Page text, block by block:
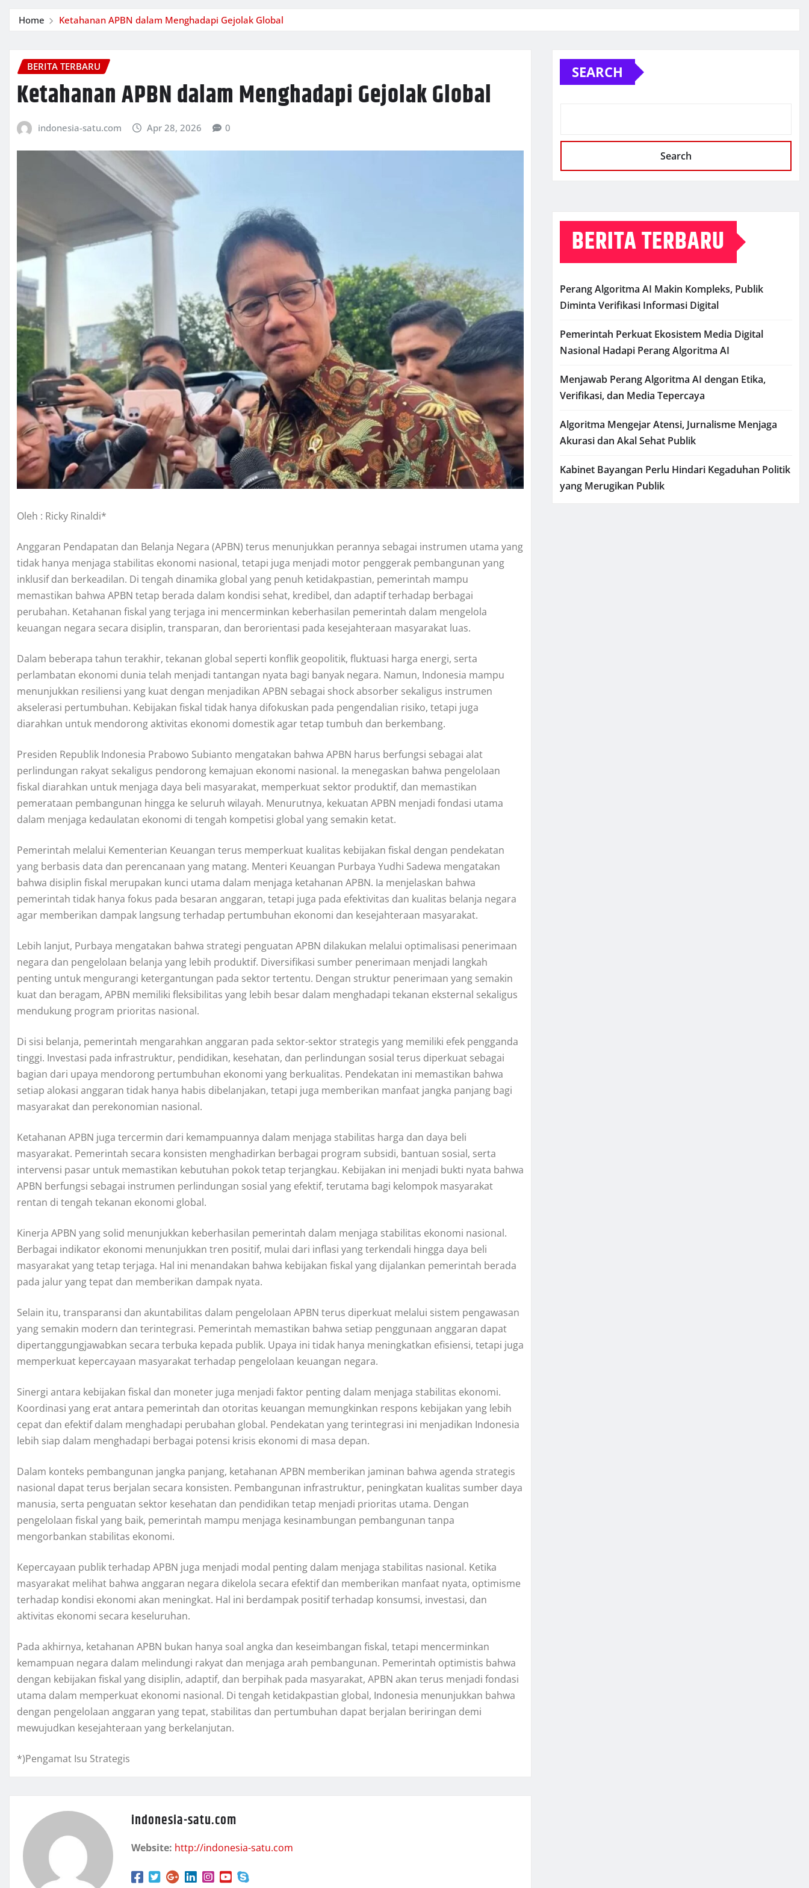
Home Ketahanan APBN dalam Menghadapi Gejolak Global
BERITA TERBARU
Ketahanan APBN dalam Menghadapi Gejolak Global
indonesia-satu.com Apr 28, 2026 0
Oleh : Ricky Rinaldi*
Anggaran Pendapatan dan Belanja Negara (APBN) terus menunjukkan perannya sebagai instrumen utama yang
tidak hanya menjaga stabilitas ekonomi nasional, tetapi juga menjadi motor penggerak pembangunan yang
inklusif dan berkeadilan. Di tengah dinamika global yang penuh ketidakpastian, pemerintah mampu
memastikan bahwa APBN tetap berada dalam kondisi sehat, kredibel, dan adaptif terhadap berbagai
perubahan. Ketahanan fiskal yang terjaga ini mencerminkan keberhasilan pemerintah dalam mengelola
keuangan negara secara disiplin, transparan, dan berorientasi pada kesejahteraan masyarakat luas.
Dalam beberapa tahun terakhir, tekanan global seperti konflik geopolitik, fluktuasi harga energi, serta
perlambatan ekonomi dunia telah menjadi tantangan nyata bagi banyak negara. Namun, Indonesia mampu
menunjukkan resiliensi yang kuat dengan menjadikan APBN sebagai shock absorber sekaligus instrumen
akselerasi pertumbuhan. Kebijakan fiskal tidak hanya difokuskan pada pengendalian risiko, tetapi juga
diarahkan untuk mendorong aktivitas ekonomi domestik agar tetap tumbuh dan berkembang.
Presiden Republik Indonesia Prabowo Subianto mengatakan bahwa APBN harus berfungsi sebagai alat
perlindungan rakyat sekaligus pendorong kemajuan ekonomi nasional. Ia menegaskan bahwa pengelolaan
fiskal diarahkan untuk menjaga daya beli masyarakat, memperkuat sektor produktif, dan memastikan
pemerataan pembangunan hingga ke seluruh wilayah. Menurutnya, kekuatan APBN menjadi fondasi utama
dalam menjaga kedaulatan ekonomi di tengah kompetisi global yang semakin ketat.
Pemerintah melalui Kementerian Keuangan terus memperkuat kualitas kebijakan fiskal dengan pendekatan
yang berbasis data dan perencanaan yang matang. Menteri Keuangan Purbaya Yudhi Sadewa mengatakan
bahwa disiplin fiskal merupakan kunci utama dalam menjaga ketahanan APBN. Ia menjelaskan bahwa
pemerintah tidak hanya fokus pada besaran anggaran, tetapi juga pada efektivitas dan kualitas belanja negara
agar memberikan dampak langsung terhadap pertumbuhan ekonomi dan kesejahteraan masyarakat.
Lebih lanjut, Purbaya mengatakan bahwa strategi penguatan APBN dilakukan melalui optimalisasi penerimaan
negara dan pengelolaan belanja yang lebih produktif. Diversifikasi sumber penerimaan menjadi langkah
penting untuk mengurangi ketergantungan pada sektor tertentu. Dengan struktur penerimaan yang semakin
kuat dan beragam, APBN memiliki fleksibilitas yang lebih besar dalam menghadapi tekanan eksternal sekaligus
mendukung program prioritas nasional.
Di sisi belanja, pemerintah mengarahkan anggaran pada sektor-sektor strategis yang memiliki efek pengganda
tinggi. Investasi pada infrastruktur, pendidikan, kesehatan, dan perlindungan sosial terus diperkuat sebagai
bagian dari upaya mendorong pertumbuhan ekonomi yang berkualitas. Pendekatan ini memastikan bahwa
setiap alokasi anggaran tidak hanya habis dibelanjakan, tetapi juga memberikan manfaat jangka panjang bagi
masyarakat dan perekonomian nasional.
Ketahanan APBN juga tercermin dari kemampuannya dalam menjaga stabilitas harga dan daya beli
masyarakat. Pemerintah secara konsisten menghadirkan berbagai program subsidi, bantuan sosial, serta
intervensi pasar untuk memastikan kebutuhan pokok tetap terjangkau. Kebijakan ini menjadi bukti nyata bahwa
APBN berfungsi sebagai instrumen perlindungan sosial yang efektif, terutama bagi kelompok masyarakat
rentan di tengah tekanan ekonomi global.
Kinerja APBN yang solid menunjukkan keberhasilan pemerintah dalam menjaga stabilitas ekonomi nasional.
Berbagai indikator ekonomi menunjukkan tren positif, mulai dari inflasi yang terkendali hingga daya beli
masyarakat yang tetap terjaga. Hal ini menandakan bahwa kebijakan fiskal yang dijalankan pemerintah berada
pada jalur yang tepat dan memberikan dampak nyata.
Selain itu, transparansi dan akuntabilitas dalam pengelolaan APBN terus diperkuat melalui sistem pengawasan
yang semakin modern dan terintegrasi. Pemerintah memastikan bahwa setiap penggunaan anggaran dapat
dipertanggungjawabkan secara terbuka kepada publik. Upaya ini tidak hanya meningkatkan efisiensi, tetapi juga
memperkuat kepercayaan masyarakat terhadap pengelolaan keuangan negara.
Sinergi antara kebijakan fiskal dan moneter juga menjadi faktor penting dalam menjaga stabilitas ekonomi.
Koordinasi yang erat antara pemerintah dan otoritas keuangan memungkinkan respons kebijakan yang lebih
cepat dan efektif dalam menghadapi perubahan global. Pendekatan yang terintegrasi ini menjadikan Indonesia
lebih siap dalam menghadapi berbagai potensi krisis ekonomi di masa depan.
Dalam konteks pembangunan jangka panjang, ketahanan APBN memberikan jaminan bahwa agenda strategis
nasional dapat terus berjalan secara konsisten. Pembangunan infrastruktur, peningkatan kualitas sumber daya
manusia, serta penguatan sektor kesehatan dan pendidikan tetap menjadi prioritas utama. Dengan
pengelolaan fiskal yang baik, pemerintah mampu menjaga kesinambungan pembangunan tanpa
mengorbankan stabilitas ekonomi.
Kepercayaan publik terhadap APBN juga menjadi modal penting dalam menjaga stabilitas nasional. Ketika
masyarakat melihat bahwa anggaran negara dikelola secara efektif dan memberikan manfaat nyata, optimisme
terhadap kondisi ekonomi akan meningkat. Hal ini berdampak positif terhadap konsumsi, investasi, dan
aktivitas ekonomi secara keseluruhan.
Pada akhirnya, ketahanan APBN bukan hanya soal angka dan keseimbangan fiskal, tetapi mencerminkan
kemampuan negara dalam melindungi rakyat dan menjaga arah pembangunan. Pemerintah optimistis bahwa
dengan kebijakan fiskal yang disiplin, adaptif, dan berpihak pada masyarakat, APBN akan terus menjadi fondasi
utama dalam memperkuat ekonomi nasional. Di tengah ketidakpastian global, Indonesia menunjukkan bahwa
dengan pengelolaan anggaran yang tepat, stabilitas dan pertumbuhan dapat berjalan beriringan demi
mewujudkan kesejahteraan yang berkelanjutan.
*)Pengamat Isu Strategis
indonesia-satu.com
Website: http://indonesia-satu.com
SEARCH
Search
BERITA TERBARU
Perang Algoritma AI Makin Kompleks, Publik
Diminta Verifikasi Informasi Digital
Pemerintah Perkuat Ekosistem Media Digital
Nasional Hadapi Perang Algoritma AI
Menjawab Perang Algoritma AI dengan Etika,
Verifikasi, dan Media Tepercaya
Algoritma Mengejar Atensi, Jurnalisme Menjaga
Akurasi dan Akal Sehat Publik
Kabinet Bayangan Perlu Hindari Kegaduhan Politik
yang Merugikan Publik